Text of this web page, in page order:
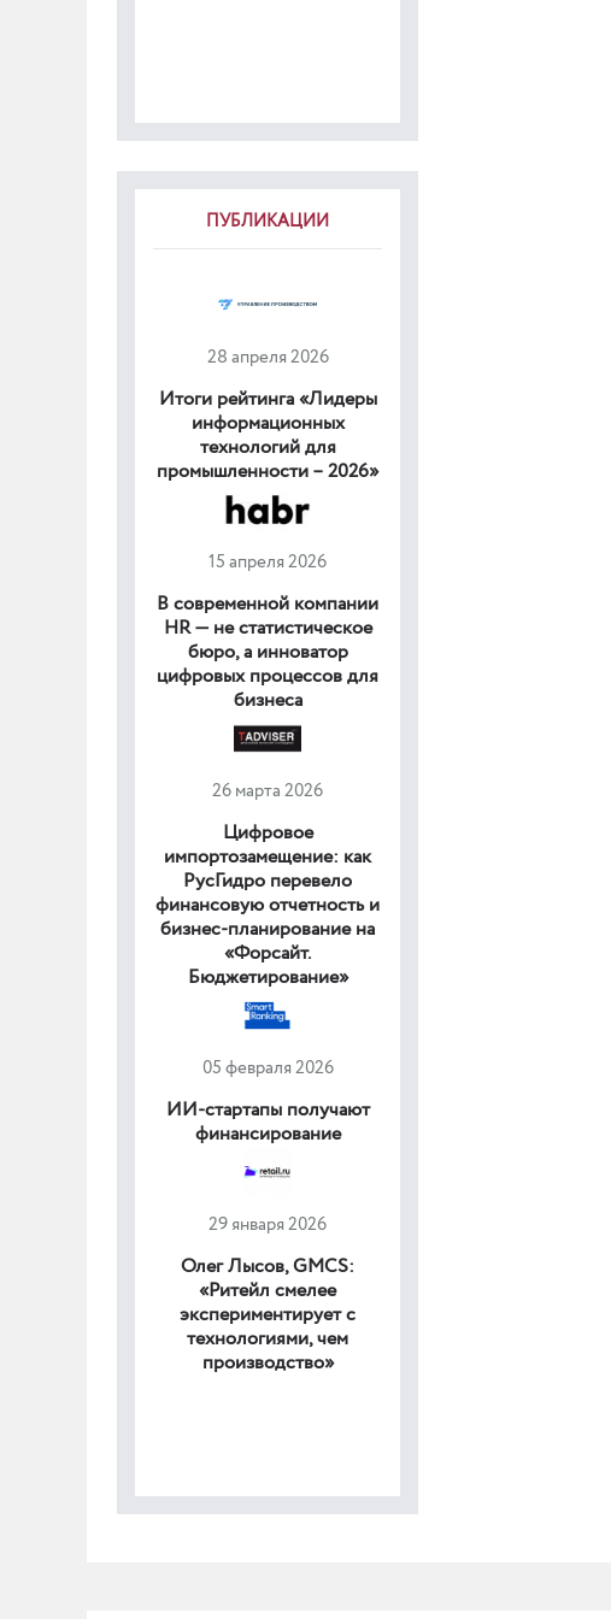
ПУБЛИКАЦИИ
28 апреля 2026
Итоги рейтинга «Лидеры
информационных
технологий для
промышленности – 2026»
15 апреля 2026
В современной компании
HR — не статистическое
бюро, а инноватор
цифровых процессов для
бизнеса
26 марта 2026
Цифровое
импортозамещение: как
РусГидро перевело
финансовую отчетность и
бизнес-планирование на
«Форсайт.
Бюджетирование»
05 февраля 2026
ИИ-стартапы получают
финансирование
29 января 2026
Олег Лысов, GMCS:
«Ритейл смелее
экспериментирует с
технологиями, чем
производство»